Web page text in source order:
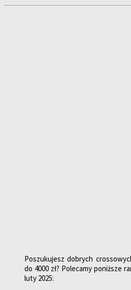
Poszukujesz dobrych
do 4000 zł? Polecamy poniższe
luty 2025: